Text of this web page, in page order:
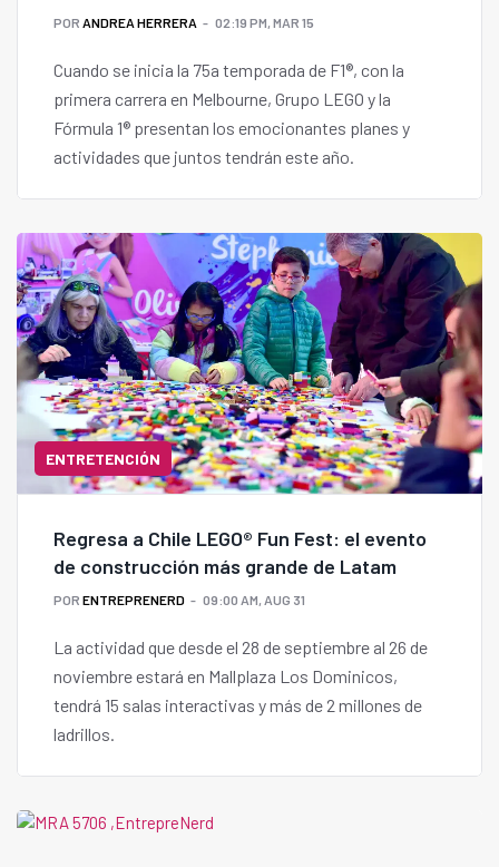
POR ANDREA HERRERA 02:19 PM, MAR 15
Cuando se inicia la 75a temporada de F1®, con la
primera carrera en Melbourne, Grupo LEGO y la
Fórmula 1® presentan los emocionantes planes y
actividades que juntos tendrán este año.
ENTRETENCIÓN
Regresa a Chile LEGO® Fun Fest: el evento
de construcción más grande de Latam
POR ENTREPRENERD 09:00 AM, AUG 31
La actividad que desde el 28 de septiembre al 26 de
noviembre estará en Mallplaza Los Dominicos,
tendrá 15 salas interactivas y más de 2 millones de
ladrillos.